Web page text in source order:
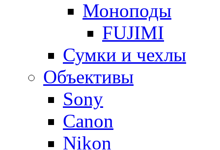
Моноподы
FUJIMI
Сумки и чехлы
Объективы
Sony
Canon
Nikon